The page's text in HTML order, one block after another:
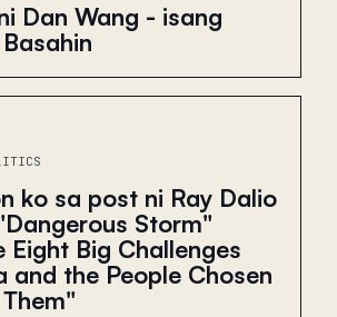
Dan Wang - isang
ko sa post ni Ray Dalio
Storm"
Eight Big Challenges
and the People Chosen